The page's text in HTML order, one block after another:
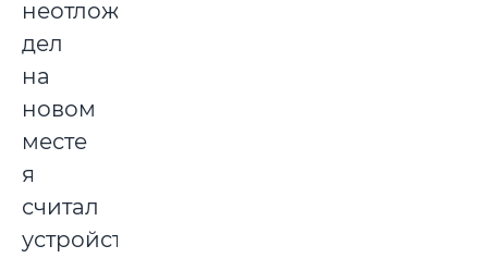
неотложных
дел
на
новом
месте
я
считал
устройство